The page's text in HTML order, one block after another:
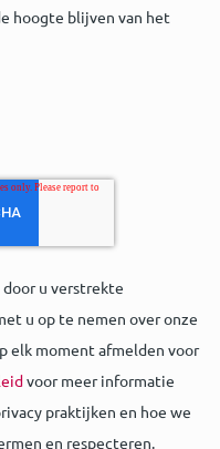
hoogte blijven van het
u verstrekte
u op te nemen over onze
elk moment afmelden voor
voor meer informatie
praktijken en hoe we
en respecteren.